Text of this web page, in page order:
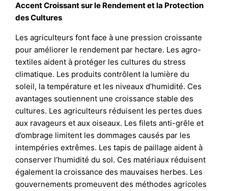
Accent Croissant sur le Rendement et la Protection
des Cultures
Les agriculteurs font face à une pression croissante
pour améliorer le rendement par hectare. Les agro-
textiles aident à protéger les cultures du stress
climatique. Les produits contrôlent la lumière du
soleil, la température et les niveaux d’humidité. Ces
avantages soutiennent une croissance stable des
cultures. Les agriculteurs réduisent les pertes dues
aux ravageurs et aux oiseaux. Les filets anti-grêle et
d’ombrage limitent les dommages causés par les
intempéries extrêmes. Les tapis de paillage aident à
conserver l’humidité du sol. Ces matériaux réduisent
également la croissance des mauvaises herbes. Les
gouvernements promeuvent des méthodes agricoles